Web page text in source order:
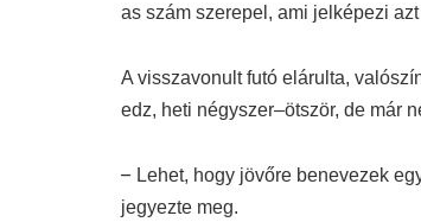
as szám szerepel, ami jelképezi
A visszavonult futó elárulta,
edz, heti négyszer–ötször, de már
– Lehet, hogy jövőre benevezek
jegyezte meg.